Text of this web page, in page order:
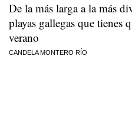
De la más larga a la más
playas gallegas que tienes
verano
CANDELA MONTERO RÍO